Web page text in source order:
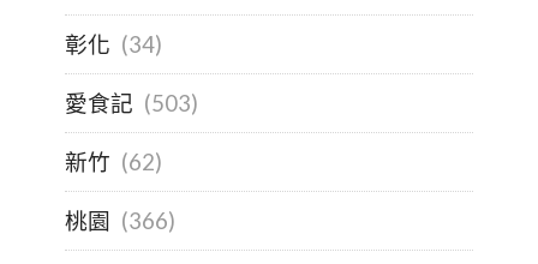
彰化 (34)
愛食記 (503)
新竹 (62)
桃園 (366)